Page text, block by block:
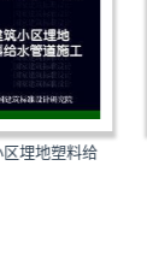
埋地塑料给